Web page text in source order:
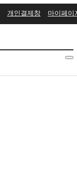
개인결제창 마이페이